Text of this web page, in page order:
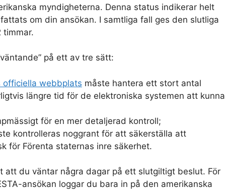
myndigheterna. Denna status indikerar helt
om din ansökan. I samtliga fall ges den slutliga
timmar.
på ett av tre sätt:
officiella webbplats måste hantera ett stort antal
längre tid för de elektroniska systemen att kunna
för en mer detaljerad kontroll;
kontrolleras noggrant för att säkerställa att
för Förenta staternas inre säkerhet.
att du väntar några dagar på ett slutgiltigt beslut. För
ansökan loggar du bara in på den amerikanska